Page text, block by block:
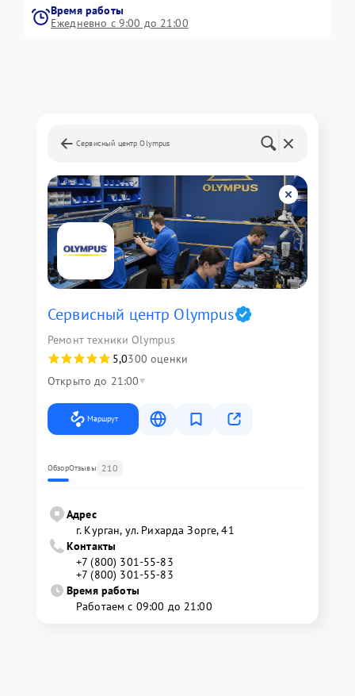
Время работы
Ежедневно с 9:00 до 21:00
Сервисный центр Olympus
Сервисный центр Olympus
Ремонт техники Olympus
5,0300 оценки
Открыто до 21:00
Маршрут
ОбзорОтзывы 210
Адрес
г. Курган, ул. Рихарда Зорге, 41
Контакты
+7 (800) 301-55-83
+7 (800) 301-55-83
Время работы
Работаем с 09:00 до 21:00